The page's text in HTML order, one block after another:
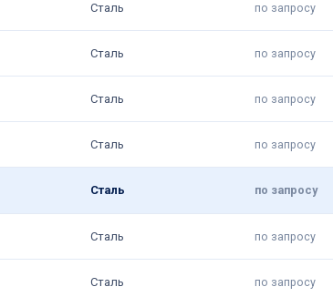
Сталь по запросу
Сталь по запросу
Сталь по запросу
Сталь по запросу
Сталь по запросу
Сталь по запросу
Сталь по запросу